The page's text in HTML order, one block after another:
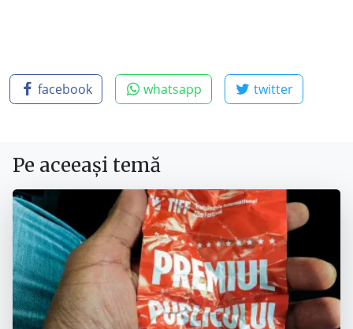
facebook whatsapp twitter
Pe aceeași temă